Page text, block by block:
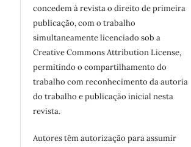
concedem à revista o direito de primeira
publicação, com o trabalho
simultaneamente licenciado sob a
Creative Commons Attribution License,
permitindo o compartilhamento do
trabalho com reconhecimento da autoria
do trabalho e publicação inicial nesta
revista.
Autores têm autorização para assumir